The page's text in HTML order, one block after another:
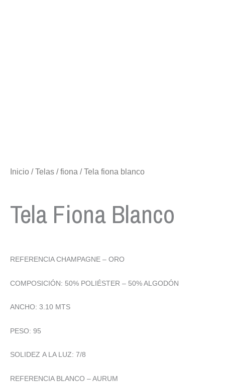
Inicio /Telas /fiona / Tela fiona blanco
Tela Fiona Blanco
REFERENCIA CHAMPAGNE – ORO
COMPOSICIÓN: 50% POLIÉSTER – 50% ALGODÓN
ANCHO: 3.10 MTS
PESO: 95
SOLIDEZ A LA LUZ: 7/8
REFERENCIA BLANCO – AURUM